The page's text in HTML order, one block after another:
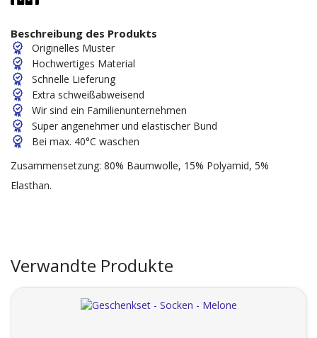
Beschreibung des Produkts
Originelles Muster
Hochwertiges Material
Schnelle Lieferung
Extra schweißabweisend
Wir sind ein Familienunternehmen
Super angenehmer und elastischer Bund
Bei max. 40°C waschen
Zusammensetzung: 80% Baumwolle, 15% Polyamid, 5%
Elasthan.
Verwandte Produkte